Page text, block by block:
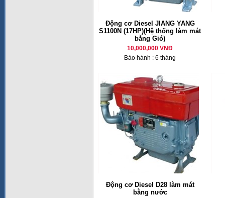
Động cơ Diesel JIANG YANG
S1100N (17HP)(Hệ thống làm mát
bằng Gió)
10,000,000 VNĐ
Bảo hành : 6 tháng
Động cơ Diesel D28 làm mát
bằng nước